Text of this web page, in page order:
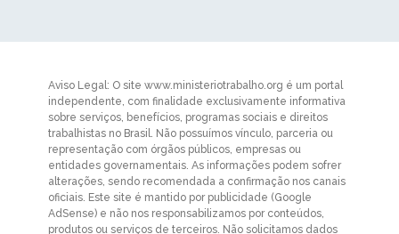
Aviso Legal: O site www.ministeriotrabalho.org é um portal
independente, com finalidade exclusivamente informativa
sobre serviços, benefícios, programas sociais e direitos
trabalhistas no Brasil. Não possuímos vínculo, parceria ou
representação com órgãos públicos, empresas ou
entidades governamentais. As informações podem sofrer
alterações, sendo recomendada a confirmação nos canais
oficiais. Este site é mantido por publicidade (Google
AdSense) e não nos responsabilizamos por conteúdos,
produtos ou serviços de terceiros. Não solicitamos dados